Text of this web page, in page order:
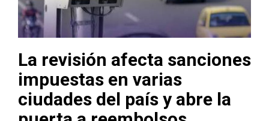
La revisión afecta sanciones
impuestas en varias
ciudades del país y abre la